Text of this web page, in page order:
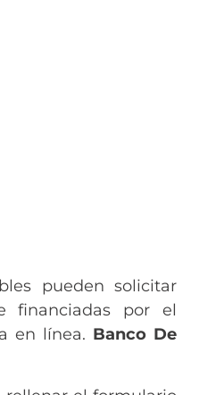
pueden solicitar
financiadas por el
en línea. Banco De